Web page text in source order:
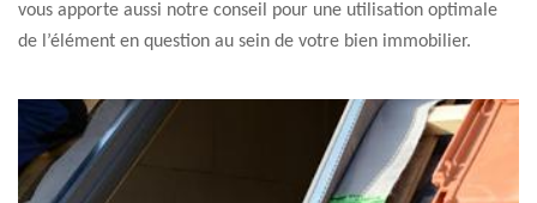
vous apporte aussi notre conseil pour une utilisation optimale
de l’élément en question au sein de votre bien immobilier.